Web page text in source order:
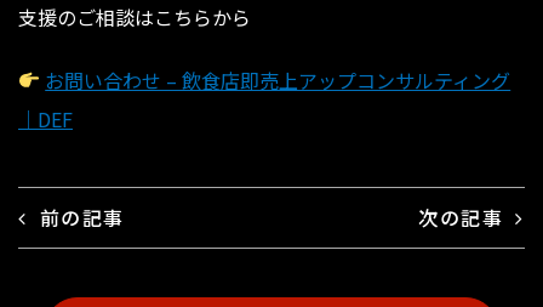
支援のご相談はこちらから
お問い合わせ – 飲食店即売上アップコンサルティング
｜DEF
前の記事 次の記事